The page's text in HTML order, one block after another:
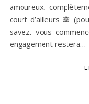
amoureux,
court d’ailleurs 🙈
savez, vous
engagement restera…